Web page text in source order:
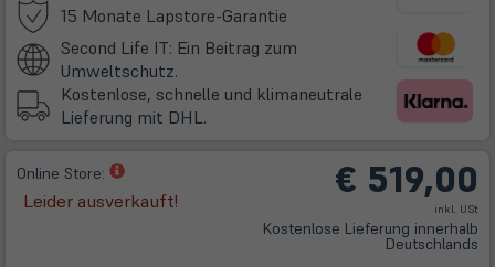
15 Monate Lapstore-Garantie
neuem
Second Life IT: Ein Beitrag zum
Umweltschutz.
Kostenlose, schnelle und klimaneutrale
Lieferung mit DHL.
Online Store:
(öffnet
in
neuem
Leider ausverkauft! € 519,00
inkl. USt
Kostenlose Lieferung innerhalb
Deutschlands